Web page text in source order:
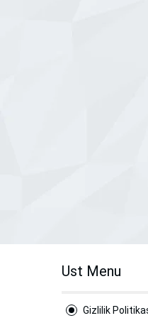
Ust Menu
Gizlilik